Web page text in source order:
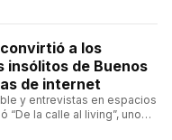
a los
insólitos de Buenos
de internet
y entrevistas en espacios
“De la calle al living”, uno